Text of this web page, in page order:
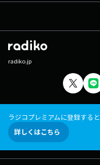
radiko.jp
ラジコプレミアムに登録する
詳しくはこちら